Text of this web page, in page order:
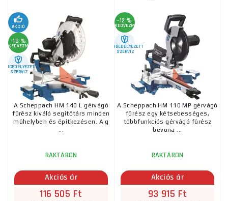
AKCIÓ
-18 %
KEDVEZMÉNY
ENGEDÉLYEZETT
SZERVIZ
A Scheppach HM 140 L gérvágó
fűrész kiváló segítőtárs minden
műhelyben és építkezésen. A g
...
RAKTÁRON
Akciós ár
116 505 Ft
-12 %
KEDVEZMÉNY
ENGEDÉLYEZETT
SZERVIZ
A Scheppach HM 110 MP gérvágó
fűrész egy kétsebességes,
többfunkciós gérvágó fűrész
bevona ...
RAKTÁRON
Akciós ár
93 915 Ft